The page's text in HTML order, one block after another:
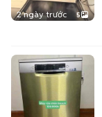
2 ngày trước 5